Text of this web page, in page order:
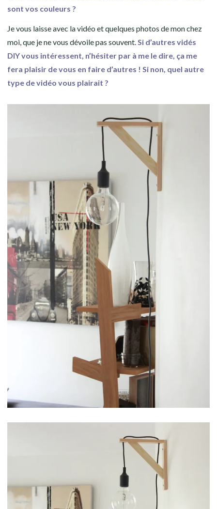
sont vos couleurs ?
Je vous laisse avec la vidéo et quelques photos de mon chez
moi, que je ne vous dévoile pas souvent. Si d’autres vidés
DIY vous intéressent, n’hésiter par à me le dire, ça me
fera plaisir de vous en faire d’autres ! Si non, quel autre
type de vidéo vous plairait ?